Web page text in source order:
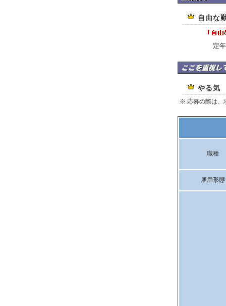
自由な
定
株式会社ミネルヴァ
やる気
※ 応募の際は、
職種
雇用形態